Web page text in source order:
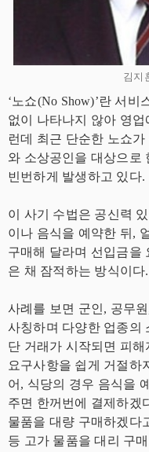
김지
‘노쇼(No Show)’란 서
없이 나타나지 않아 영
런데 최근 단순한 노쇼
와 소상공인을 대상으로
빈번하게 발생하고 있다.
이 사기 수법은 공신력
이나 음식을 예약한 뒤,
구매해 달라며 선입금을
은 채 잠적하는 방식이다.
사례를 보면 군인, 공무
사칭하며 다양한 업종의
단 거래가 시작되면 피해
요구사항을 쉽게 거절하
어, 식당의 경우 음식을
주면 한꺼번에 결제하겠
물품을 대량 구매하겠다
등 고가 물품을 대리 구